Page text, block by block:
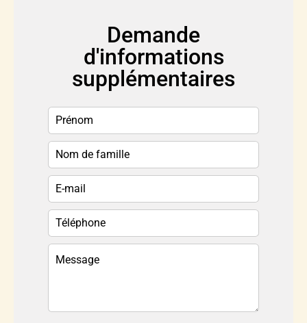
Demande
d'informations
supplémentaires